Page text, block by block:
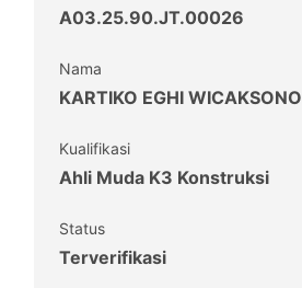
A03.25.90.JT.00026
Nama
KARTIKO EGHI WICAKSONO
Kualifikasi
Ahli Muda K3 Konstruksi
Status
Terverifikasi